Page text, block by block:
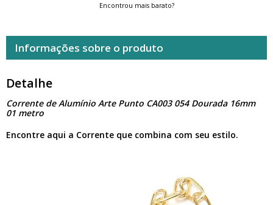
Encontrou mais barato?
Informações sobre o produto
Detalhe
Corrente de Alumínio Arte Punto CA003 054 Dourada 16mm
01 metro
Encontre aqui a Corrente que combina com seu estilo.